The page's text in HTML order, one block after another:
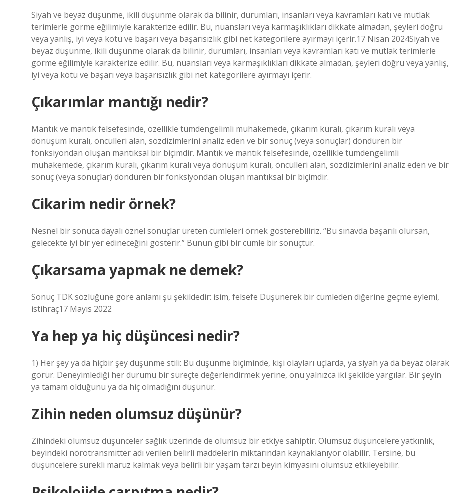
Siyah ve beyaz düşünme, ikili düşünme olarak da bilinir, durumları, insanları veya kavramları katı ve mutlak
terimlerle görme eğilimiyle karakterize edilir. Bu, nüansları veya karmaşıklıkları dikkate almadan, şeyleri doğru
veya yanlış, iyi veya kötü ve başarı veya başarısızlık gibi net kategorilere ayırmayı içerir.17 Nisan 2024Siyah ve
beyaz düşünme, ikili düşünme olarak da bilinir, durumları, insanları veya kavramları katı ve mutlak terimlerle
görme eğilimiyle karakterize edilir. Bu, nüansları veya karmaşıklıkları dikkate almadan, şeyleri doğru veya yanlış,
iyi veya kötü ve başarı veya başarısızlık gibi net kategorilere ayırmayı içerir.
Çıkarımlar mantığı nedir?
Mantık ve mantık felsefesinde, özellikle tümdengelimli muhakemede, çıkarım kuralı, çıkarım kuralı veya
dönüşüm kuralı, öncülleri alan, sözdizimlerini analiz eden ve bir sonuç (veya sonuçlar) döndüren bir
fonksiyondan oluşan mantıksal bir biçimdir. Mantık ve mantık felsefesinde, özellikle tümdengelimli
muhakemede, çıkarım kuralı, çıkarım kuralı veya dönüşüm kuralı, öncülleri alan, sözdizimlerini analiz eden ve bir
sonuç (veya sonuçlar) döndüren bir fonksiyondan oluşan mantıksal bir biçimdir.
Cikarim nedir örnek?
Nesnel bir sonuca dayalı öznel sonuçlar üreten cümleleri örnek gösterebiliriz. “Bu sınavda başarılı olursan,
gelecekte iyi bir yer edineceğini gösterir.” Bunun gibi bir cümle bir sonuçtur.
Çıkarsama yapmak ne demek?
Sonuç TDK sözlüğüne göre anlamı şu şekildedir: isim, felsefe Düşünerek bir cümleden diğerine geçme eylemi,
istihraç17 Mayıs 2022
Ya hep ya hiç düşüncesi nedir?
1) Her şey ya da hiçbir şey düşünme stili: Bu düşünme biçiminde, kişi olayları uçlarda, ya siyah ya da beyaz olarak
görür. Deneyimlediği her durumu bir süreçte değerlendirmek yerine, onu yalnızca iki şekilde yargılar. Bir şeyin
ya tamam olduğunu ya da hiç olmadığını düşünür.
Zihin neden olumsuz düşünür?
Zihindeki olumsuz düşünceler sağlık üzerinde de olumsuz bir etkiye sahiptir. Olumsuz düşüncelere yatkınlık,
beyindeki nörotransmitter adı verilen belirli maddelerin miktarından kaynaklanıyor olabilir. Tersine, bu
düşüncelere sürekli maruz kalmak veya belirli bir yaşam tarzı beyin kimyasını olumsuz etkileyebilir.